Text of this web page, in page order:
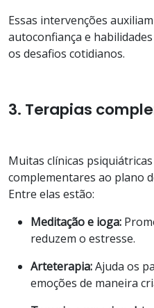
Essas intervenções
autoconfiança e
os desafios cotidianos.
3. Terapias
Muitas clínicas
complementares ao plano
Entre elas estão:
Meditação e ioga:
reduzem o estresse.
Arteterapia:Ajuda os
emoções de maneira